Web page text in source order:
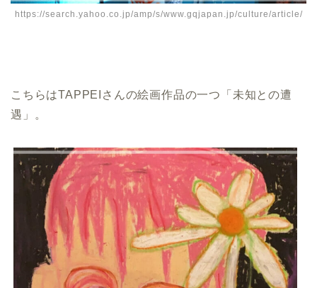
https://search.yahoo.co.jp/amp/s/www.gqjapan.jp/culture/article/
こちらはTAPPEIさんの絵画作品の一つ「未知との遭
遇」。